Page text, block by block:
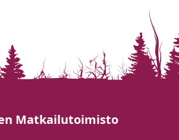
Matkailutoimisto